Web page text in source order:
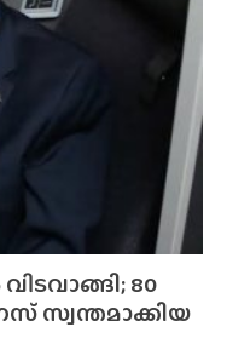
80
സ്വന്തമാക്കിയ